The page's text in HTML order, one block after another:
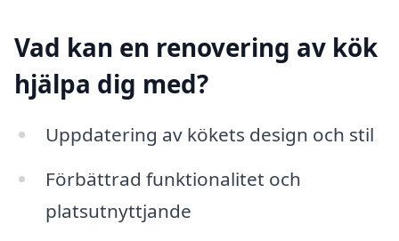
Vad kan en renovering av kök
hjälpa dig med?
Uppdatering av kökets design och stil
Förbättrad funktionalitet och
platsutnyttjande